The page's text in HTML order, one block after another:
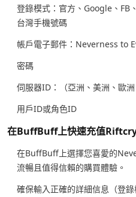
登錄模式：官方、Google、FB
台灣手機號碼
帳戶電子郵件：Neverness to
密碼
伺服器ID：（亞洲、美洲、歐
用戶ID或角色ID
在BuffBuff上快速充值
在BuffBuff上選擇您喜愛的
流暢且值得信賴的購買體驗。
確保輸入正確的詳細信息（登